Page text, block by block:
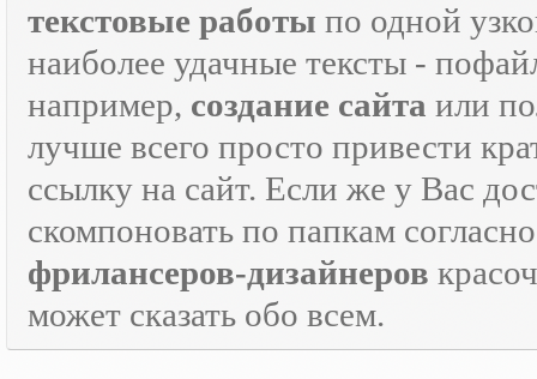
текстовые работы по одной
наиболее удачные тексты -
например, создание сайта или
лучше всего просто привести
ссылку на сайт. Если же у Вас
скомпоновать по папкам
фрилансеров-дизайнеров
может сказать обо всем.